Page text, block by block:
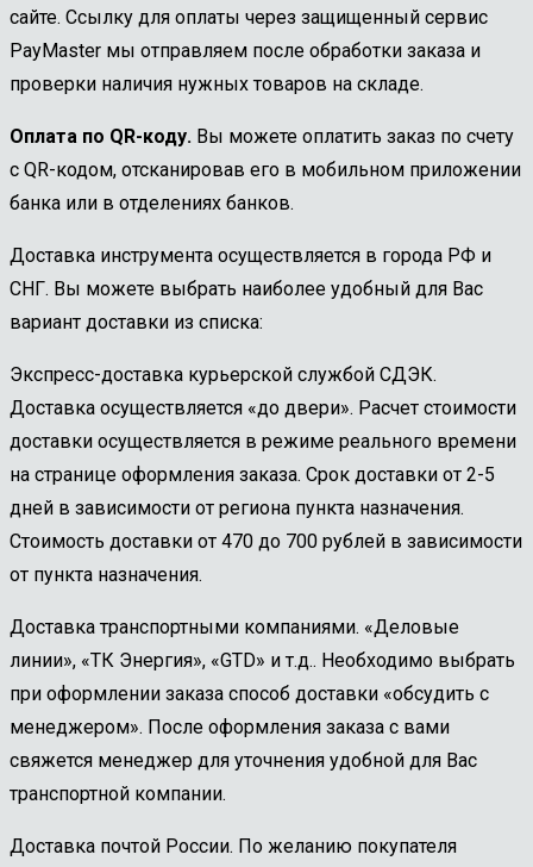
сайте. Ссылку для оплаты через защищенный сервис
PayMaster мы отправляем после обработки заказа и
проверки наличия нужных товаров на складе.
Оплата по QR-коду. Вы можете оплатить заказ по счету
с QR-кодом, отсканировав его в мобильном приложении
банка или в отделениях банков.
Доставка инструмента осуществляется в города РФ и
СНГ. Вы можете выбрать наиболее удобный для Вас
вариант доставки из списка:
Экспресс-доставка курьерской службой СДЭК.
Доставка осуществляется «до двери». Расчет стоимости
доставки осуществляется в режиме реального времени
на странице оформления заказа. Срок доставки от 2-5
дней в зависимости от региона пункта назначения.
Стоимость доставки от 470 до 700 рублей в зависимости
от пункта назначения.
Доставка транспортными компаниями. «Деловые
линии», «ТК Энергия», «GTD» и т.д.. Необходимо выбрать
при оформлении заказа способ доставки «обсудить с
менеджером». После оформления заказа с вами
свяжется менеджер для уточнения удобной для Вас
транспортной компании.
Доставка почтой России. По желанию покупателя